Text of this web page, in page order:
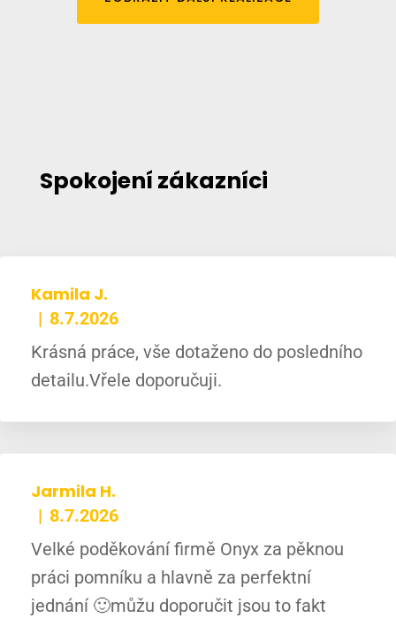
Spokojení zákazníci
Kamila J.
8.7.2026
Krásná práce, vše dotaženo do posledního
detailu.Vřele doporučuji.
Jarmila H.
8.7.2026
Velké poděkování firmě Onyx za pěknou
práci pomníku a hlavně za perfektní
jednání 🙂můžu doporučit jsou to fakt